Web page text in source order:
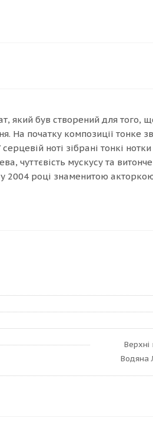
який був створений для того,
початку композиції тонке
ноті зібрані тонкі
чуттєвість мускусу та
році знаменитою акторкою
Верхні
Водяна